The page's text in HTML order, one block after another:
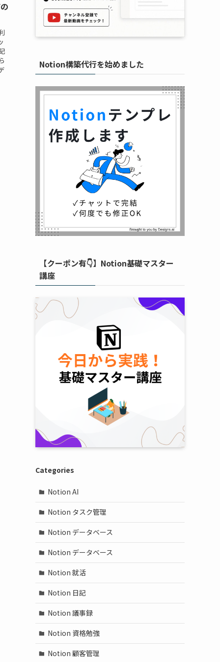
Notion構築代行を始めました
【クーポン有👇】Notion基礎マスター
講座
Categories
Notion AI
Notion タスク管理
Notion データベース
Notion データベース
Notion 就活
Notion 日記
Notion 議事録
Notion 資格勉強
Notion 顧客管理